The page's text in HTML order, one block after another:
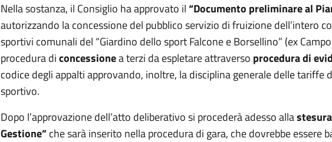
Nella sostanza, il Consiglio ha approvato il“Documento preliminare al
autorizzando la concessione del pubblico servizio di fruizione dell’intero
sportivi comunali del “Giardino dello sport Falcone e Borsellino” (ex
procedura diconcessionea terzi da espletare attraverso procedura di
codice degli appalti approvando, inoltre, la disciplina generale delle
sportivo.
Dopo l’approvazione dell’atto deliberativo si procederà adesso allastesura
Gestione”che sarà inserito nella procedura di gara, che dovrebbe essere